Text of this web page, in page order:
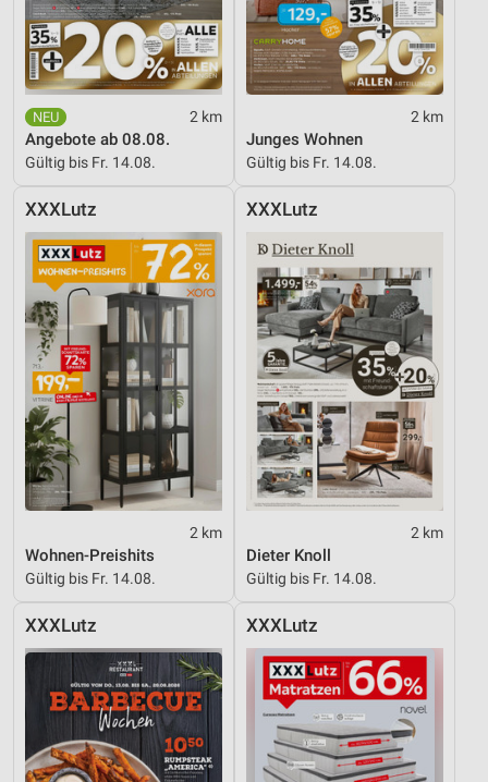
2 km
Angebote ab 08.08.
Gültig bis Fr. 14.08.
2 km
Junges Wohnen
Gültig bis Fr. 14.08.
XXXLutz
2 km
Wohnen-Preishits
Gültig bis Fr. 14.08.
XXXLutz
2 km
Dieter Knoll
Gültig bis Fr. 14.08.
XXXLutz XXXLutz
Informationen identifizieren
Nicht-IAB-Verarbeitungszwecke:
Notwendig
Performance
Funktional
Werbung